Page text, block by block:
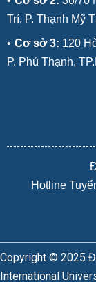
Trí, P. Thạnh Mỹ
• Cơ sở 3: 120
P. Phú Thạnh,
Hotline
Copyright © 2025
International